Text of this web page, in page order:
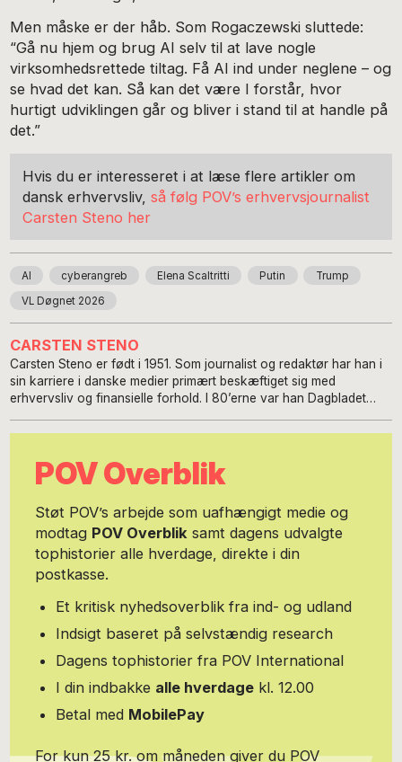
Men måske er der håb. Som Rogaczewski sluttede:
“Gå nu hjem og brug AI selv til at lave nogle
virksomhedsrettede tiltag. Få AI ind under neglene – og
se hvad det kan. Så kan det være I forstår, hvor
hurtigt udviklingen går og bliver i stand til at handle på
det.”
Hvis du er interesseret i at læse flere artikler om
dansk erhvervsliv, så følg POV’s erhvervsjournalist
Carsten Steno her
AI cyberangreb Elena Scaltritti Putin Trump
VL Døgnet 2026
CARSTEN STENO
Carsten Steno er født i 1951. Som journalist og redaktør har han i
sin karriere i danske medier primært beskæftiget sig med
erhvervsliv og finansielle forhold. I 80’erne var han Dagbladet
samme sted. I 90’erne var han erhvervsredaktør på Berlingske. I
mellemstore virksomheder med et oplag på over 100.000. Siden
blev han seniorskribent for Berlingskes Nyhedsmagasin. I de
Ugebrev og Kapitalwatch. Det er også blevet til fem bøger om
erhvervsforhold. Carsten Steno bor sammen med sin kone på
Christianshavn. Find Carsten Steno på LinkedIn:
https://dk.linkedin.com/in/carstensteno - og på Facebook:
https://www.facebook.com/carsten.steno
POV Overblik
Støt POV’s arbejde som uafhængigt medie og
modtag POV Overblik samt dagens udvalgte
tophistorier alle hverdage, direkte i din
postkasse.
Et kritisk nyhedsoverblik fra ind- og udland
Indsigt baseret på selvstændig research
Dagens tophistorier fra POV International
I din indbakke alle hverdage kl. 12.00
Betal med MobilePay
For kun 25 kr. om måneden giver du POV